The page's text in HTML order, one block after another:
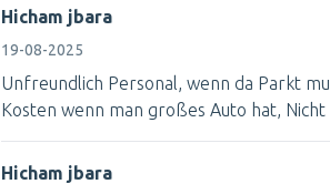
Hicham jbara
19-08-2025
Unfreundlich Personal, wenn da Parkt
Kosten wenn man großes Auto hat,
Hicham jbara